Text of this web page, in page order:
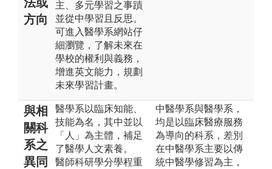
方向
主、多元學習之事蹟
並從中學習且反思。
可進入醫學系網站仔
細瀏覽，了解未來在
學校的權利與義務，
增進英文能力，規劃
未來學習計畫。
與相
關科
系之
異同
醫學系以臨床知能、
技能為名，其中並以
「人」為主體，補足
了醫學人文素養。
醫師科研學分學程重
中醫學系與醫學系，
均是以臨床醫療服務
為導向的科系，差別
在中醫學系主要以傳
統中醫學修習為主，